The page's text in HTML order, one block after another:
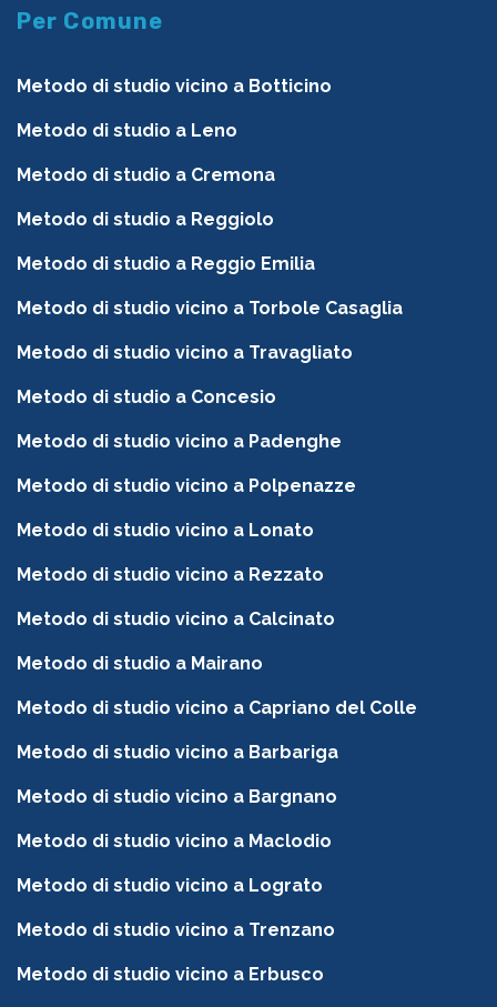
Per Comune
Metodo di studio vicino a Botticino
Metodo di studio a Leno
Metodo di studio a Cremona
Metodo di studio a Reggiolo
Metodo di studio a Reggio Emilia
Metodo di studio vicino a Torbole Casaglia
Metodo di studio vicino a Travagliato
Metodo di studio a Concesio
Metodo di studio vicino a Padenghe
Metodo di studio vicino a Polpenazze
Metodo di studio vicino a Lonato
Metodo di studio vicino a Rezzato
Metodo di studio vicino a Calcinato
Metodo di studio a Mairano
Metodo di studio vicino a Capriano del Colle
Metodo di studio vicino a Barbariga
Metodo di studio vicino a Bargnano
Metodo di studio vicino a Maclodio
Metodo di studio vicino a Lograto
Metodo di studio vicino a Trenzano
Metodo di studio vicino a Erbusco